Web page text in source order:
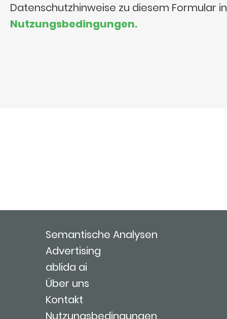
Datenschutzhinweise zu diesem Formular
Nutzungsbedingungen.
Semantische Analysen
Advertising
ablida ai
Über uns
Kontakt
Nutzungsbedingungen